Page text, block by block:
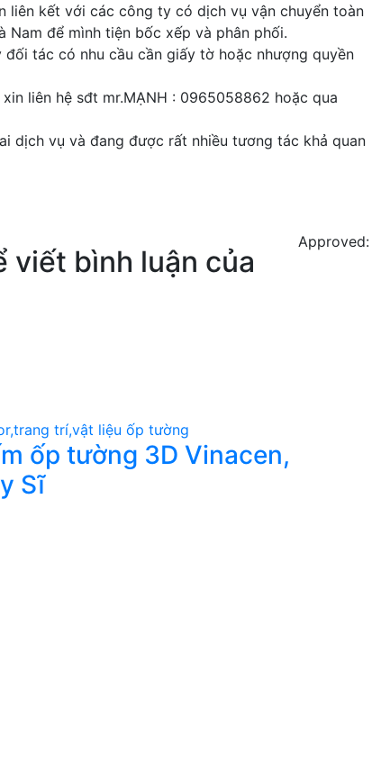
liên kết với các công ty có dịch vụ vận chuyển toàn
để mình tiện bốc xếp và phân phối.
tác có nhu cầu cần giấy tờ hoặc nhượng quyền
liên hệ sđt mr.MẠNH : 0965058862 hoặc qua
dịch vụ và đang được rất nhiều tương tác khả quan
Approved:
viết bình luận của
ốp tường 3D Vinacen,
Sĩ